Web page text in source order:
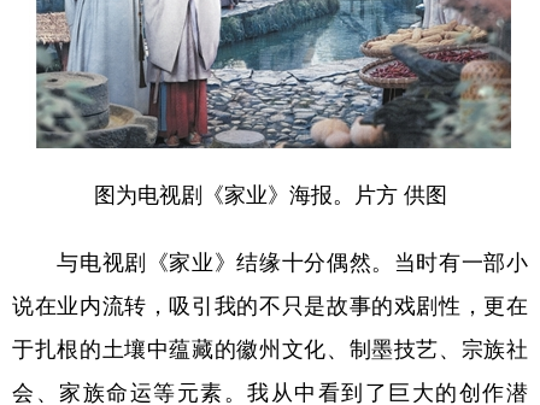
地方频道
北京 天津 河北 山西
辽宁 吉林 上海 江苏
广东 广西 海南 重庆
图为电视剧《家业》海报。片方 供图
与电视剧《家业》结缘十分偶然。当时有一部小
说在业内流转，吸引我的不只是故事的戏剧性，更在
于扎根的土壤中蕴藏的徽州文化、制墨技艺、宗族社
会、家族命运等元素。我从中看到了巨大的创作潜